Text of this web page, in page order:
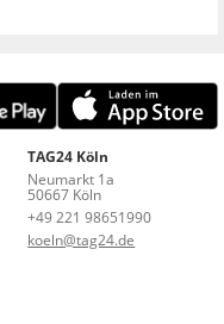
TAG24 Köln
Neumarkt 1a
50667 Köln
+49 221 98651990
koeln@tag24.de